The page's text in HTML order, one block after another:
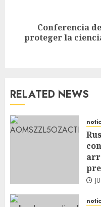
Conferencia
proteger la
RELATED NEWS